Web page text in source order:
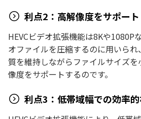
利点2：高解像度をサポート
HEVCビデオ拡張機能は8Kや1080P
オファイルを圧縮するのに用いら
質を維持しながらファイルサイズ
像度をサポートするのです。
利点3：低帯域幅での効率